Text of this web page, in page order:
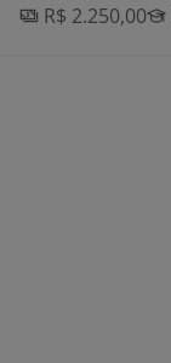
R$ 2.250,00